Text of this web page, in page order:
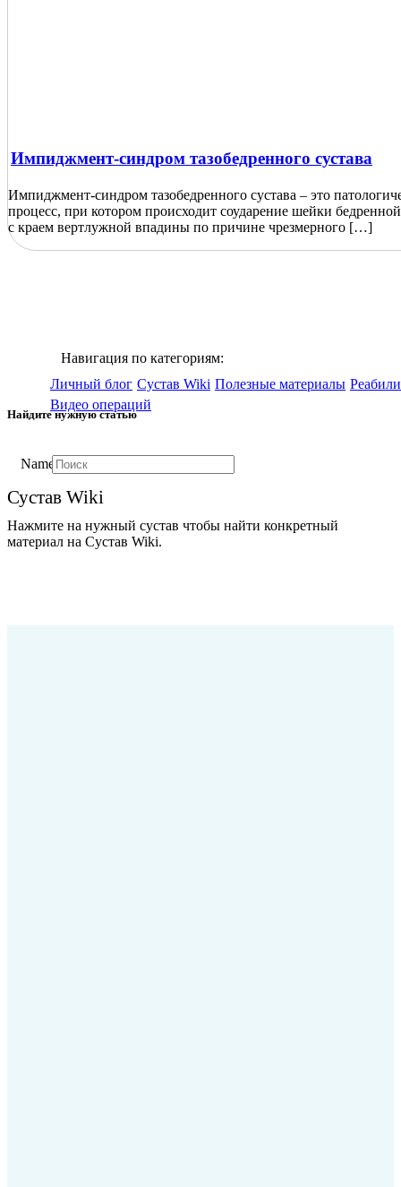
Импиджмент-синдром тазобедренного сустава
Импиджмент-синдром тазобедренного сустава – это
процесс, при котором происходит соударение шейки
с краем вертлужной впадины по причине чрезмерного […]
Навигация по категориям:
Личный блог Сустав Wiki Полезные материалы
Видео операций
Найдите нужную статью
Name
Сустав Wiki
Нажмите на нужный сустав чтобы найти конкретный
материал на Сустав Wiki.